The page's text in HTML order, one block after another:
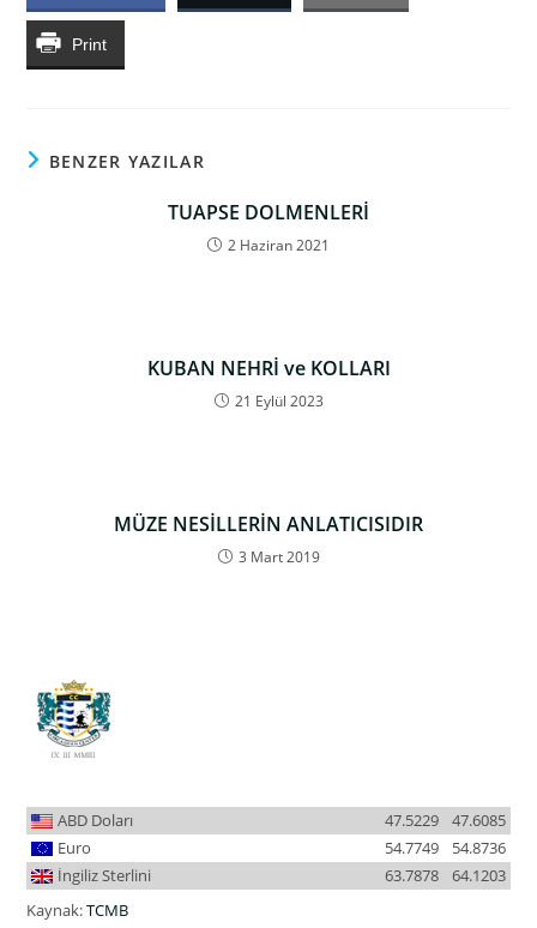
Print
BENZER YAZILAR
TUAPSE DOLMENLERİ
2 Haziran 2021
KUBAN NEHRİ ve KOLLARI
21 Eylül 2023
MÜZE NESİLLERİN ANLATICISIDIR
3 Mart 2019
ABD Doları 47.6085
47.5229
Euro
54.8736
54.7749
İngiliz Sterlini
64.1203
63.7878
Kaynak:TCMB